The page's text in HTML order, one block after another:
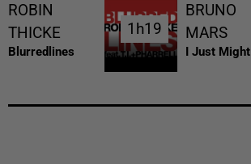
ROBIN
THICKE
Blurredlines
1h19
1h19
BRUNO
MARS
I Just Might